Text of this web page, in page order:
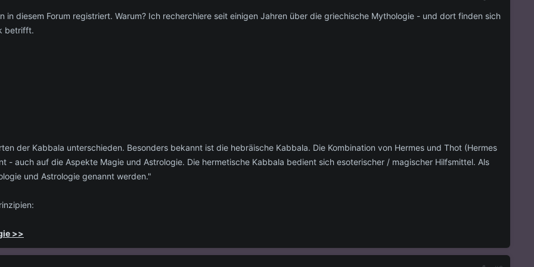
in diesem Forum registriert. Warum? Ich recherchiere seit einigen Jahren über die griechische Mythologie - und dort finden sich
betrifft.
der Kabbala unterschieden. Besonders bekannt ist die hebräische Kabbala. Die Kombination von Hermes und Thot (Hermes
- auch auf die Aspekte Magie und Astrologie. Die hermetische Kabbala bedient sich esoterischer / magischer Hilfsmittel. Als
und Astrologie genannt werden."
>>